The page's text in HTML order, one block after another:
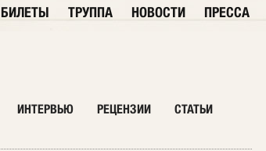
БИЛЕТЫ ТРУППА НОВОСТИ ПРЕССА
ИНТЕРВЬЮ РЕЦЕНЗИИ СТАТЬИ